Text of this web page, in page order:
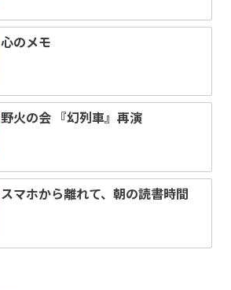
心のメモ
野火の会 『幻列車』再演
スマホから離れて、朝の読書時間